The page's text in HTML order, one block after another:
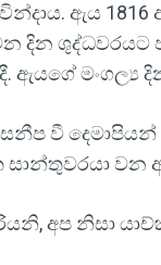
ඇය 1816
දින
මංගල්‍ය
වී
අප නිසා